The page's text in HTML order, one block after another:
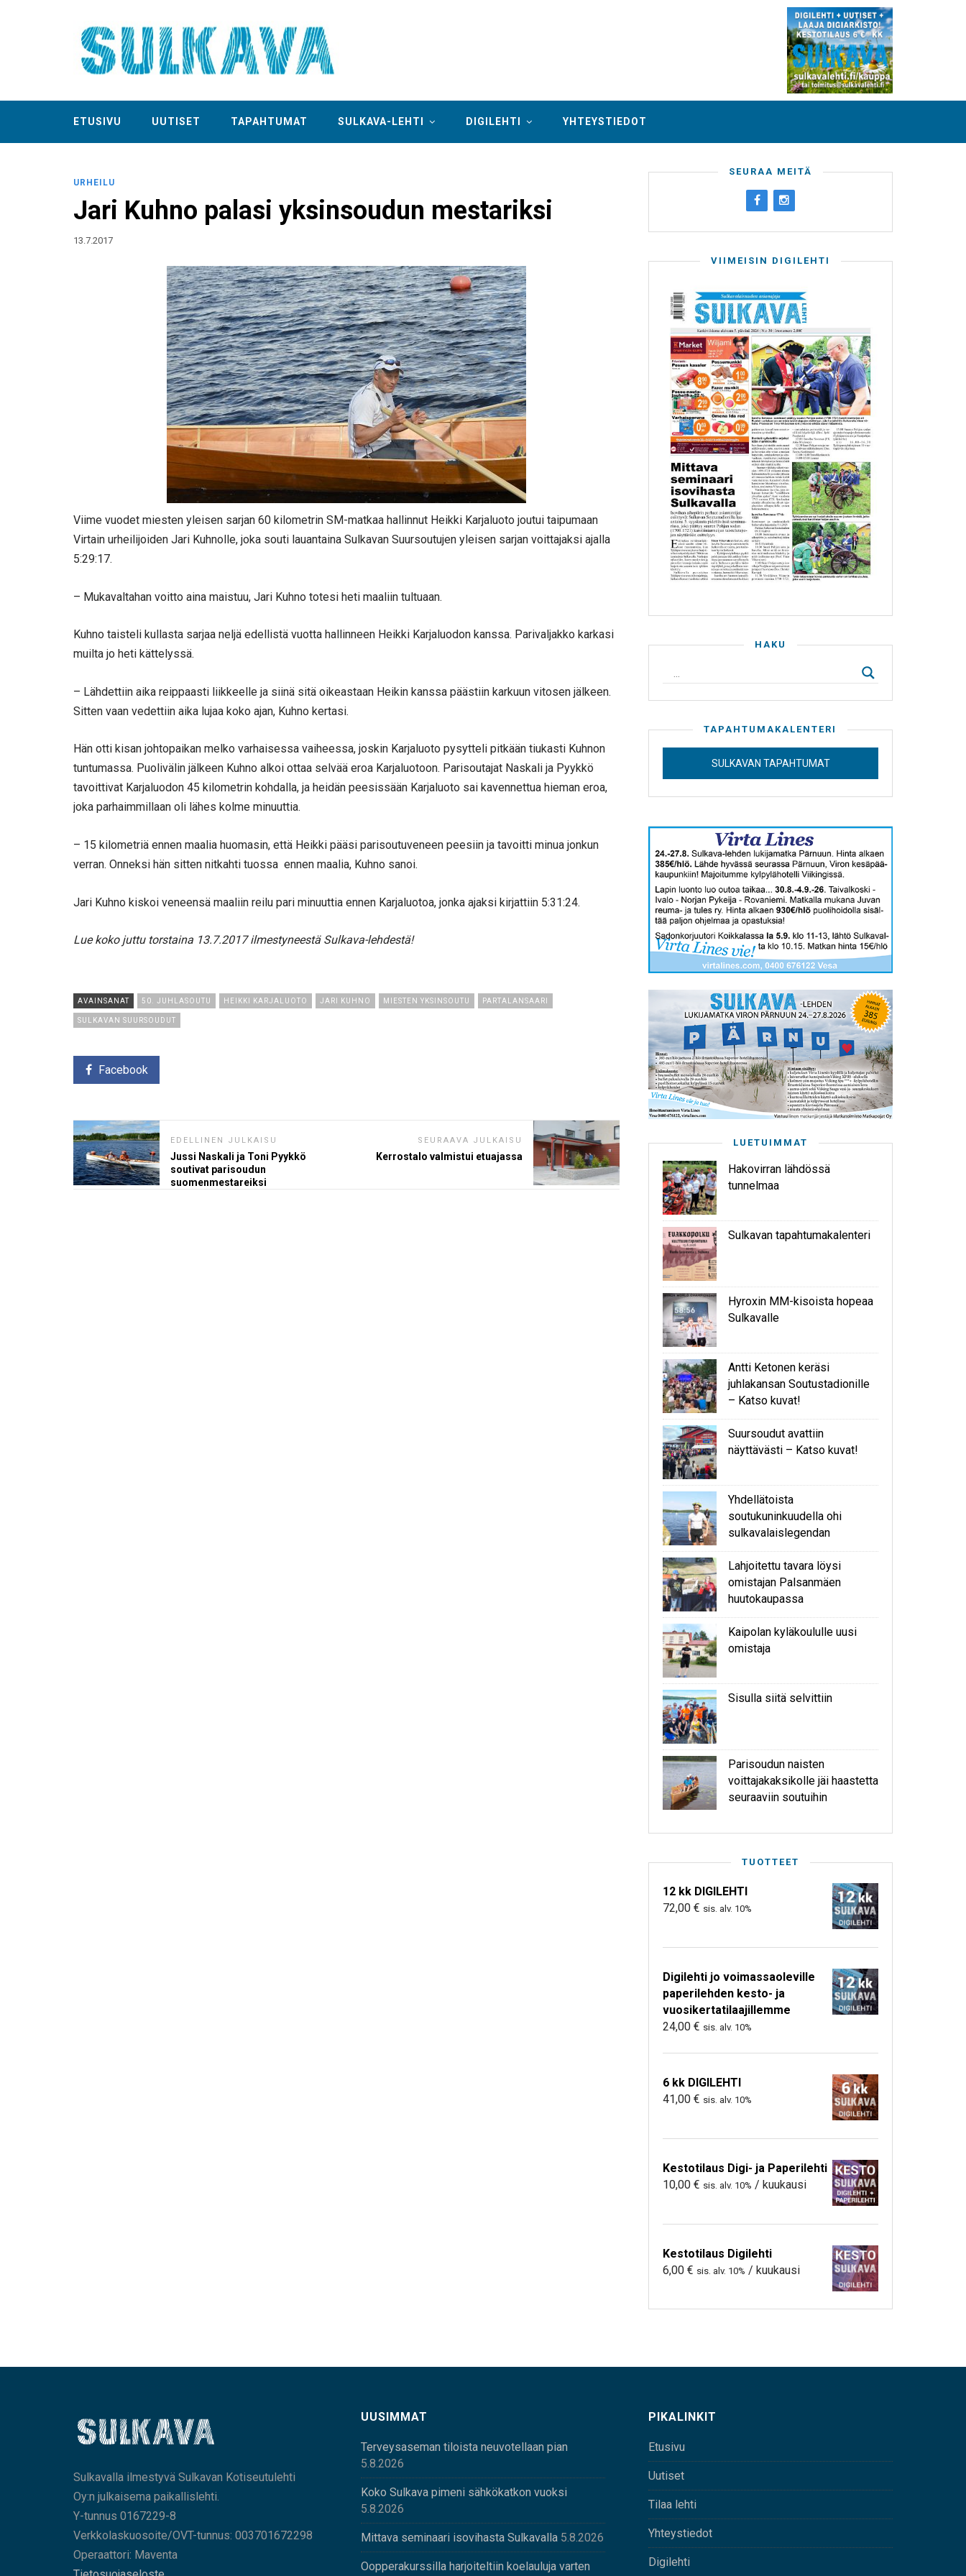
ETUSIVU UUTISET TAPAHTUMAT SULKAVA-LEHTI DIGILEHTI YHTEYSTIEDOT
URHEILU
Jari Kuhno palasi yksinsoudun mestariksi
13.7.2017
Viime vuodet miesten yleisen sarjan 60 kilometrin SM-matkaa hallinnut Heikki Karjaluoto joutui taipumaan
Virtain urheilijoiden Jari Kuhnolle, joka souti lauantaina Sulkavan Suursoutujen yleisen sarjan voittajaksi ajalla
5:29:17.
– Mukavaltahan voitto aina maistuu, Jari Kuhno totesi heti maaliin tultuaan.
Kuhno taisteli kullasta sarjaa neljä edellistä vuotta hallinneen Heikki Karjaluodon kanssa. Parivaljakko karkasi
muilta jo heti kättelyssä.
– Lähdettiin aika reippaasti liikkeelle ja siinä sitä oikeastaan Heikin kanssa päästiin karkuun vitosen jälkeen.
Sitten vaan vedettiin aika lujaa koko ajan, Kuhno kertasi.
Hän otti kisan johtopaikan melko varhaisessa vaiheessa, joskin Karjaluoto pysytteli pitkään tiukasti Kuhnon
tuntumassa. Puolivälin jälkeen Kuhno alkoi ottaa selvää eroa Karjaluotoon. Parisoutajat Naskali ja Pyykkö
tavoittivat Karjaluodon 45 kilometrin kohdalla, ja heidän peesissään Karjaluoto sai kavennettua hieman eroa,
joka parhaimmillaan oli lähes kolme minuuttia.
– 15 kilometriä ennen maalia huomasin, että Heikki pääsi parisoutuveneen peesiin ja tavoitti minua jonkun
verran. Onneksi hän sitten nitkahti tuossa ennen maalia, Kuhno sanoi.
Jari Kuhno kiskoi veneensä maaliin reilu pari minuuttia ennen Karjaluotoa, jonka ajaksi kirjattiin 5:31:24.
Lue koko juttu torstaina 13.7.2017 ilmestyneestä Sulkava-lehdestä!
AVAINSANAT 50. JUHLASOUTU HEIKKI KARJALUOTO JARI KUHNO MIESTEN YKSINSOUTU PARTALANSAARI
SULKAVAN SUURSOUDUT
Facebook
EDELLINEN JULKAISU
Jussi Naskali ja Toni Pyykkö
soutivat parisoudun
suomenmestareiksi
SEURAAVA JULKAISU
Kerrostalo valmistui etuajassa
SEURAA MEITÄ
VIIMEISIN DIGILEHTI
HAKU
TAPAHTUMAKALENTERI
SULKAVAN TAPAHTUMAT
LUETUIMMAT
Hakovirran lähdössä
tunnelmaa
Sulkavan tapahtumakalenteri
Hyroxin MM-kisoista hopeaa
Sulkavalle
Antti Ketonen keräsi
juhlakansan Soutustadionille
– Katso kuvat!
Suursoudut avattiin
näyttävästi – Katso kuvat!
Yhdellätoista
soutukuninkuudella ohi
sulkavalaislegendan
Lahjoitettu tavara löysi
omistajan Palsanmäen
huutokaupassa
Kaipolan kyläkoululle uusi
omistaja
Sisulla siitä selvittiin
Parisoudun naisten
voittajakaksikolle jäi haastetta
seuraaviin soutuihin
TUOTTEET
12 kk DIGILEHTI
72,00 € sis. alv. 10%
Digilehti jo voimassaoleville
paperilehden kesto- ja
vuosikertatilaajillemme
24,00 € sis. alv. 10%
6 kk DIGILEHTI
41,00 € sis. alv. 10%
Kestotilaus Digi- ja Paperilehti
10,00 € sis. alv. 10% / kuukausi
Kestotilaus Digilehti
6,00 € sis. alv. 10% / kuukausi
Sulkavalla ilmestyvä Sulkavan Kotiseutulehti
Oy:n julkaisema paikallislehti.
Y-tunnus 0167229-8
Verkkolaskuosoite/OVT-tunnus: 003701672298
Operaattori: Maventa
UUSIMMAT
Terveysaseman tiloista neuvotellaan pian
5.8.2026
Koko Sulkava pimeni sähkökatkon vuoksi
5.8.2026
Mittava seminaari isovihasta Sulkavalla 5.8.2026
Oopperakurssilla harjoiteltiin koelauluja varten
PIKALINKIT
Etusivu
Uutiset
Tilaa lehti
Yhteystiedot
Digilehti